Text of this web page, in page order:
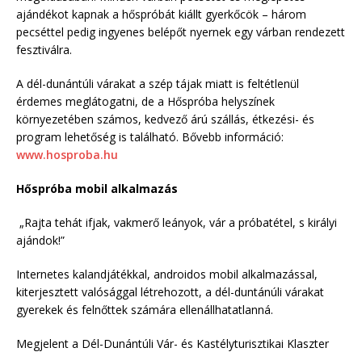
ajándékot kapnak a hőspróbát kiállt gyerkőcök – három
pecséttel pedig ingyenes belépőt nyernek egy várban rendezett
fesztiválra.
A dél-dunántúli várakat a szép tájak miatt is feltétlenül
érdemes meglátogatni, de a Hőspróba helyszínek
környezetében számos, kedvező árú szállás, étkezési- és
program lehetőség is található. Bővebb információ:
www.hosproba.hu
Hőspróba mobil alkalmazás
„Rajta tehát ifjak, vakmerő leányok, vár a próbatétel, s királyi
ajándok!”
Internetes kalandjátékkal, androidos mobil alkalmazással,
kiterjesztett valósággal létrehozott, a dél-duntánúli várakat
gyerekek és felnőttek számára ellenállhatatlanná.
Megjelent a Dél-Dunántúli Vár- és Kastélyturisztikai Klaszter